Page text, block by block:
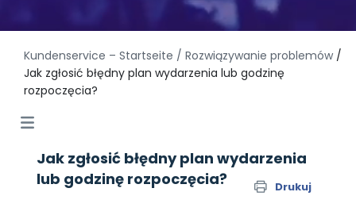
Kundenservice – Startseite / Rozwiązywanie problemów /
Jak zgłosić błędny plan wydarzenia lub godzinę
rozpoczęcia?
Jak zgłosić błędny plan wydarzenia
lub godzinę rozpoczęcia?
Drukuj